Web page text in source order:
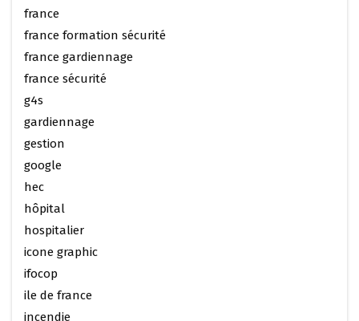
france
france formation sécurité
france gardiennage
france sécurité
g4s
gardiennage
gestion
google
hec
hôpital
hospitalier
icone graphic
ifocop
ile de france
incendie